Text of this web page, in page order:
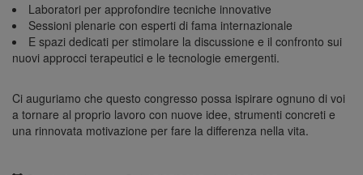
Laboratori per approfondire tecniche innovative
Sessioni plenarie con esperti di fama internazionale
E spazi dedicati per stimolare la discussione e il confronto sui
nuovi approcci terapeutici e le tecnologie emergenti.
Ci auguriamo che questo congresso possa ispirare ognuno di voi
a tornare al proprio lavoro con nuove idee, strumenti concreti e
una rinnovata motivazione per fare la differenza nella vita.